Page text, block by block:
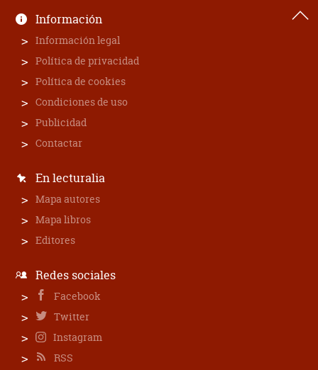
Información
Información legal
Política de privacidad
Política de cookies
Condiciones de uso
Publicidad
Contactar
En lecturalia
Mapa autores
Mapa libros
Editores
Redes sociales
Facebook
Twitter
Instagram
RSS